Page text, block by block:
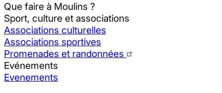
Que faire à Moulins ?
Sport, culture et associations
Associations culturelles
Associations sportives
Promenades et randonnées
Evénements
Evenements